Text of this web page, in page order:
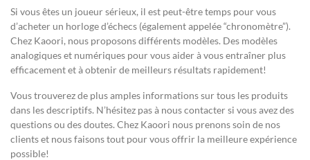
Si vous êtes un joueur sérieux, il est peut-être temps pour vous
d’acheter un horloge d’échecs (également appelée “chronomètre”).
Chez Kaoori, nous proposons différents modèles. Des modèles
analogiques et numériques pour vous aider à vous entraîner plus
efficacement et à obtenir de meilleurs résultats rapidement!
Vous trouverez de plus amples informations sur tous les produits
dans les descriptifs. N’hésitez pas à nous contacter si vous avez des
questions ou des doutes. Chez Kaoori nous prenons soin de nos
clients et nous faisons tout pour vous offrir la meilleure expérience
possible!